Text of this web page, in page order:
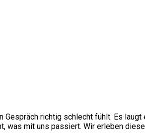
richtig schlecht fühlt. Es laugt
was mit uns passiert. Wir erleben